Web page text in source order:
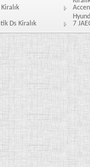
Ds Kiralık 7